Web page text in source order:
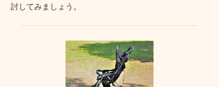
討してみましょう。